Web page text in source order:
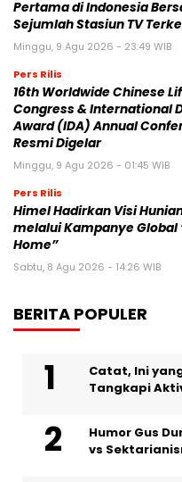
Pertama di Indonesia
Sejumlah Stasiun TV
Minggu, 9 Agu 2026 - 23:49 WIB
Pers Rilis
16th Worldwide Chinese
Congress & International
Award (IDA) Annual
Resmi Digelar
Minggu, 9 Agu 2026 - 01:45 WIB
Pers Rilis
Himel Hadirkan Visi
melalui Kampanye Global
Home”
Sabtu, 8 Agu 2026 - 14:26 WIB
BERITA POPULER
Catat, Ini
Tangkapi
Humor Gus
vs